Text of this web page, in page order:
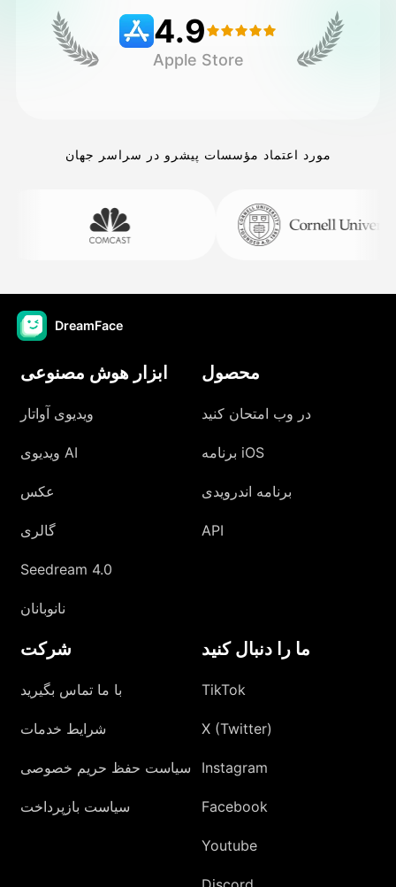
4.9
Apple Store
مورد اعتماد مؤسسات پیشرو در سراسر جهان
DreamFace
ابزار هوش مصنوعی
ویدیوی آواتار
ویدیوی AI
عکس
گالری
Seedream 4.0
نانوبانان
محصول
در وب امتحان کنید
برنامه iOS
برنامه اندرویدی
API
شرکت
با ما تماس بگیرید
شرایط خدمات
سیاست حفظ حریم خصوصی
سیاست بازپرداخت
ما را دنبال کنید
TikTok
X (Twitter)
Instagram
Facebook
Youtube